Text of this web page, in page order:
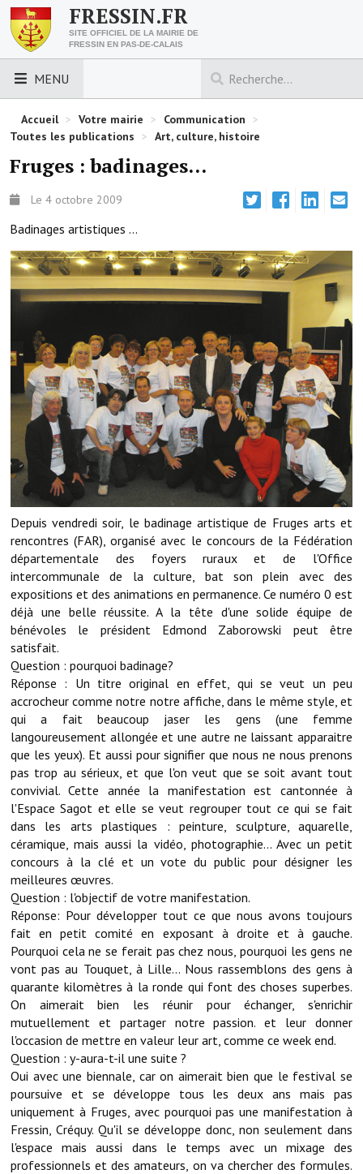
FRESSIN.FR
SITE OFFICIEL DE LA MAIRIE DE
FRESSIN EN PAS-DE-CALAIS
MENU
LES ESSENTIELS
Découvrez Fressin
Urbanisme
Nous contacter
Horaires de la mairie
ACCÈS RAPIDE
Démarches administratives
Projets et travaux en cours
Fêtes et manifestations
Numéros d'urgence
Terrains et maisons à vendre
VOTRE MAIRIE
Elus et agents
L'équipe municipale
Le personnel municipal
Les moyens financiers
Note de synthèse financière
Rapport d'orientation budgétaire
Actions et projets
Projets et travaux en cours
Procès verbaux des conseils municipaux
Communication
Le bulletin municipal : Fressinfo & Le Fressinois
Toutes les publications
Le village dans l'intercommunalité
Communauté de communes
Autres groupements
Les réseaux partenaires
L'association des maires
L'office de tourisme
Accueil > Votre mairie > Communication >
Toutes les publications > Art, culture, histoire
Fruges : badinages...
Le 4 octobre 2009
Badinages artistiques ...
Depuis vendredi soir, le badinage artistique de Fruges arts et
rencontres (FAR), organisé avec le concours de la Fédération
départementale des foyers ruraux et de l'Office
intercommunale de la culture, bat son plein avec des
expositions et des animations en permanence. Ce numéro 0 est
déjà une belle réussite. A la tête d'une solide équipe de
bénévoles le président Edmond Zaborowski peut être
satisfait.
Question : pourquoi badinage?
Réponse : Un titre original en effet, qui se veut un peu
accrocheur comme notre notre affiche, dans le même style, et
qui a fait beaucoup jaser les gens (une femme
langoureusement allongée et une autre ne laissant apparaitre
que les yeux). Et aussi pour signifier que nous ne nous prenons
pas trop au sérieux, et que l'on veut que se soit avant tout
convivial. Cette année la manifestation est cantonnée à
l'Espace Sagot et elle se veut regrouper tout ce qui se fait
dans les arts plastiques : peinture, sculpture, aquarelle,
céramique, mais aussi la vidéo, photographie... Avec un petit
concours à la clé et un vote du public pour désigner les
meilleures œuvres.
Question : l'objectif de votre manifestation.
Réponse: Pour développer tout ce que nous avons toujours
fait en petit comité en exposant à droite et à gauche.
Pourquoi cela ne se ferait pas chez nous, pourquoi les gens ne
vont pas au Touquet, à Lille... Nous rassemblons des gens à
quarante kilomètres à la ronde qui font des choses superbes.
On aimerait bien les réunir pour échanger, s'enrichir
mutuellement et partager notre passion. et leur donner
l'occasion de mettre en valeur leur art, comme ce week end.
Question : y-aura-t-il une suite ?
Oui avec une biennale, car on aimerait bien que le festival se
poursuive et se développe tous les deux ans mais pas
uniquement à Fruges, avec pourquoi pas une manifestation à
Fressin, Créquy. Qu'il se développe donc, non seulement dans
l'espace mais aussi dans le temps avec un mixage des
professionnels et des amateurs, on va chercher des formules.